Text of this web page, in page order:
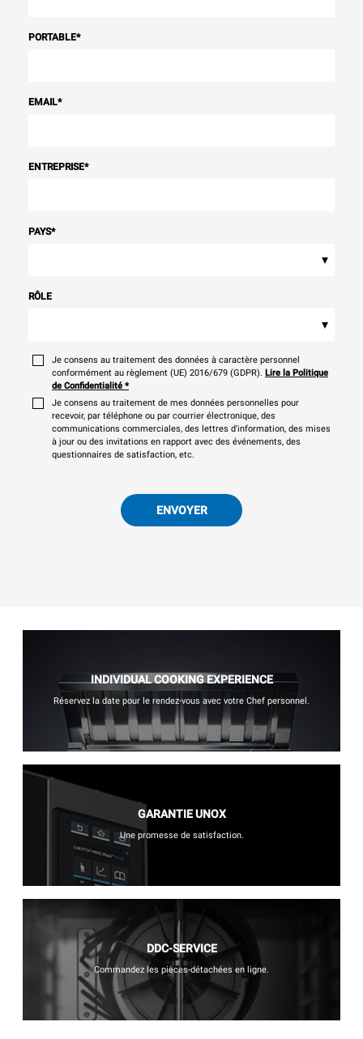
PORTABLE*
EMAIL*
ENTREPRISE*
PAYS*
▾
RÔLE
▾
Je consens au traitement des données à caractère personnel
conformément au règlement (UE) 2016/679 (GDPR). Lire la Politique
de Confidentialité *
Je consens au traitement de mes données personnelles pour
recevoir, par téléphone ou par courrier électronique, des
communications commerciales, des lettres d'information, des mises
à jour ou des invitations en rapport avec des événements, des
questionnaires de satisfaction, etc.
ENVOYER
INDIVIDUAL COOKING EXPERIENCE
Réservez la date pour le rendez-vous avec votre Chef personnel.
GARANTIE UNOX
Une promesse de satisfaction.
DDC-SERVICE
Commandez les pièces-détachées en ligne.